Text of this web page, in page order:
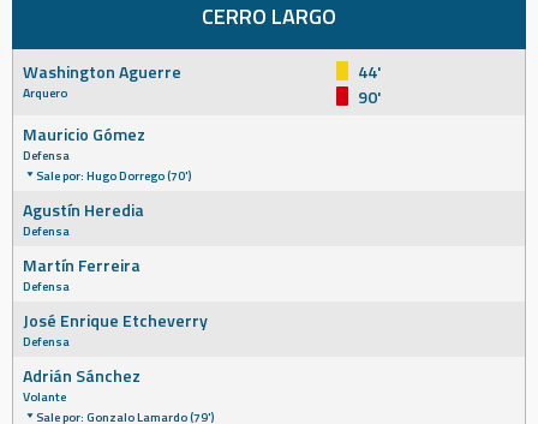
CERRO LARGO
Washington Aguerre
Arquero
44'
90'
Mauricio Gómez
Defensa
Sale por: Hugo Dorrego (70')
Agustín Heredia
Defensa
Martín Ferreira
Defensa
José Enrique Etcheverry
Defensa
Adrián Sánchez
Volante
Sale por: Gonzalo Lamardo (79')